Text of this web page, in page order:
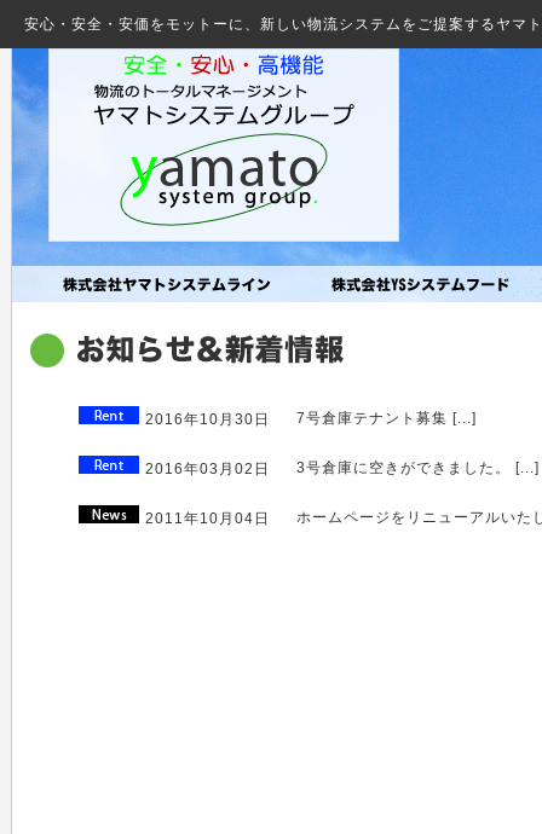
安心・安全・安価をモットーに、新しい物流システムをご提案するヤマ
2016年10月30日 7号倉庫テナント募集 [...]
2016年03月02日 3号倉庫に空きができました。 [...]
2011年10月04日 ホームページをリニューアルいた